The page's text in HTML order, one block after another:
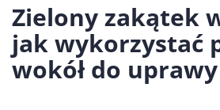
Zielony zakątek
jak wykorzystać
wokół do